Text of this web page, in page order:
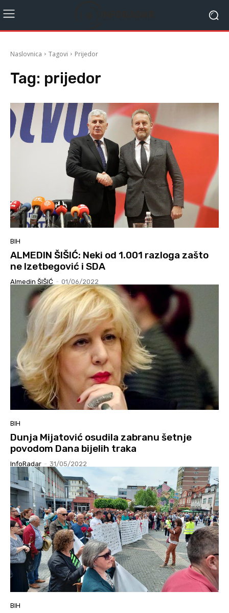
Naslovnica Tagovi Prijedor
Tag: prijedor
BIH
ALMEDIN ŠIŠIĆ: Neki od 1.001 razloga zašto
ne Izetbegović i SDA
Almedin ŠIŠIĆ - 01/06/2022
BIH
Dunja Mijatović osudila zabranu šetnje
povodom Dana bijelih traka
InfoRadar - 31/05/2022
BIH